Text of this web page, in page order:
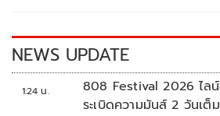
k k
NEWS UPDATE
1:24 น.
808 Festival 2026 ไล
ระเบิดความมันส์ 2 วันเ